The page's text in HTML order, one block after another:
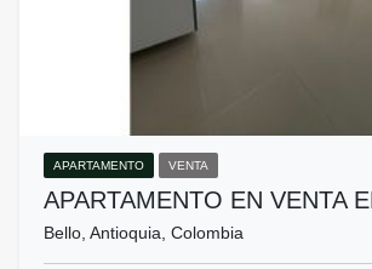
APARTAMENTO VENTA
APARTAMENTO EN VENTA
Bello, Antioquia, Colombia